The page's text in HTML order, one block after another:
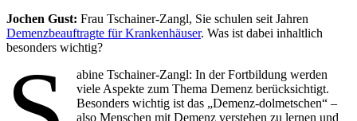
Jochen Gust: Frau Tschainer-Zangl, Sie schulen seit Jahren
Demenzbeauftragte für Krankenhäuser. Was ist dabei inhaltlich
besonders wichtig?
abine Tschainer-Zangl: In der Fortbildung werden
viele Aspekte zum Thema Demenz berücksichtigt.
Besonders wichtig ist das „Demenz-dolmetschen“ –
also Menschen mit Demenz verstehen zu lernen und